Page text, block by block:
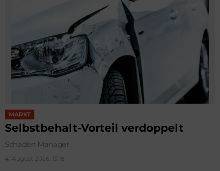
MARKT
Selbstbehalt-Vorteil verdoppelt
Schaden Manager
4. August 2026, 13:18